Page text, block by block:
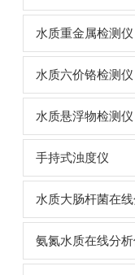
水质重金属检测仪
水质六价铬检测仪
水质悬浮物检测仪
手持式浊度仪
水质大肠杆菌在
氨氮水质在线分析